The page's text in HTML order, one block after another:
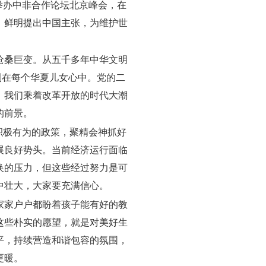
中非合作论坛北京峰会，在
明提出中国主张，为维护世
巨变。从五千多年中华文明
每个华夏儿女心中。党的二
们乘着改革开放的时代大潮
景。
极有为的政策，聚精会神抓好
好势头。当前经济运行面临
压力，但这些经过努力是可
大，大家要充满信心。
户户都盼着孩子能有好的教
朴实的愿望，就是对美好生
持续营造和谐包容的氛围，
。